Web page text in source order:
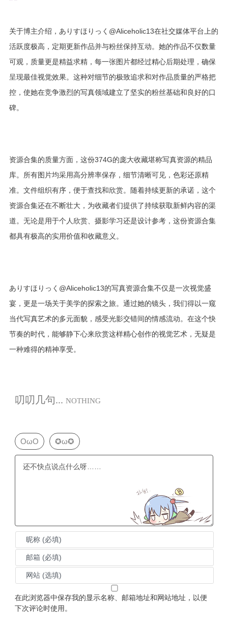
关于博主介绍，ありすほりっく@Aliceholic13在社交媒体平台上的
活跃度极高，定期更新作品并与粉丝保持互动。她的作品不仅数量
可观，质量更是精益求精，每一张图片都经过精心后期处理，确保
呈现最佳视觉效果。这种对细节的极致追求和对作品质量的严格把
控，使她在竞争激烈的写真领域建立了坚实的粉丝基础和良好的口
碑。
资源合集的质量方面，这份374G的庞大收藏堪称写真资源的精品
库。所有图片均采用高分辨率保存，细节清晰可见，色彩还原精
准。文件组织有序，便于查找和欣赏。随着持续更新的承诺，这个
资源合集还在不断壮大，为收藏者们提供了持续获取新鲜内容的渠
道。无论是用于个人欣赏、摄影学习还是设计参考，这份资源合集
都具有极高的实用价值和收藏意义。
ありすほりっく@Aliceholic13的写真资源合集不仅是一次视觉盛
宴，更是一场关于美学的探索之旅。通过她的镜头，我们得以一窥
当代写真艺术的多元面貌，感受光影交错间的情感流动。在这个快
节奏的时代，能够静下心来欣赏这样精心创作的视觉艺术，无疑是
一种难得的精神享受。
叨叨几句... NOTHING
OωO ✪ω✪
在此浏览器中保存我的显示名称、邮箱地址和网站地址，以便
下次评论时使用。